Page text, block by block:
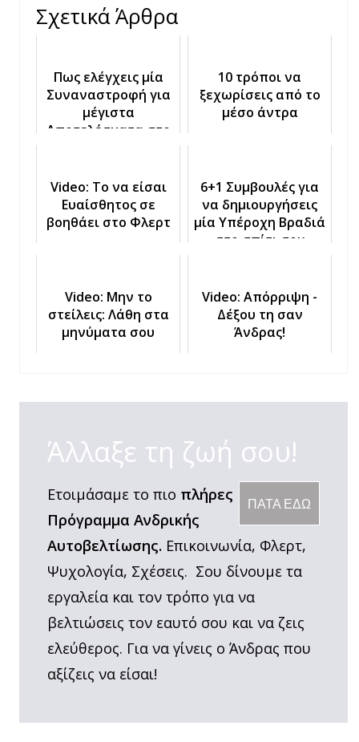
Σχετικά Άρθρα
Πως ελέγχεις μία
Συναναστροφή για
μέγιστα
Αποτελέσματα στο
10 τρόποι να
ξεχωρίσεις από το
μέσο άντρα
Video: Το να είσαι
Ευαίσθητος σε
βοηθάει στο Φλερτ
6+1 Συμβουλές για
να δημιουργήσεις
μία Υπέροχη Βραδιά
στο σπίτι σου
Video: Μην το
στείλεις: Λάθη στα
μηνύματα σου
Video: Απόρριψη -
Δέξου τη σαν
Άνδρας!
Άλλαξε τη ζωή σου!
ΠΑΤΑ ΕΔΩ
Ετοιμάσαμε το πιο πλήρες
Πρόγραμμα Ανδρικής
Αυτοβελτίωσης. Επικοινωνία, Φλερτ,
Ψυχολογία, Σχέσεις. Σου δίνουμε τα
εργαλεία και τον τρόπο για να
βελτιώσεις τον εαυτό σου και να ζεις
ελεύθερος. Για να γίνεις ο Άνδρας που
αξίζεις να είσαι!